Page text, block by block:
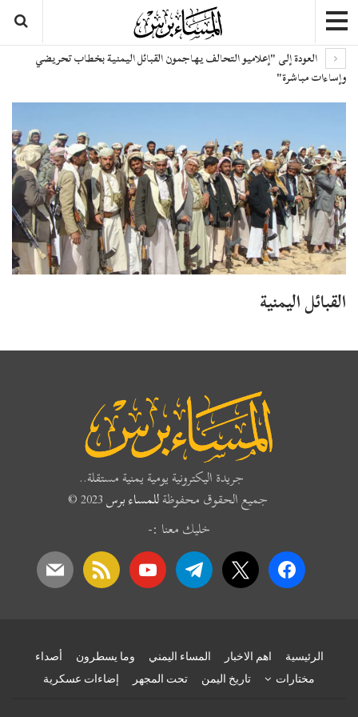
العودة إلى "إعلاميو التحالف يهاجمون القبائل اليمنية بخطاب تحريضي
وإساءات مباشرة"
القبائل اليمنية
جريدة اليكترونية يومية يمنية مستقلة..
جميع الحقوق محفوظةللمساء برس
خليك معنا :-
facebook
x
telegram
youtube
rss
mail
الرئيسية اهم الاخبار المساء اليمني وما يسطرون
أصداء
مختارات
تاريخ اليمن تحت المجهر إضاءات عسكرية